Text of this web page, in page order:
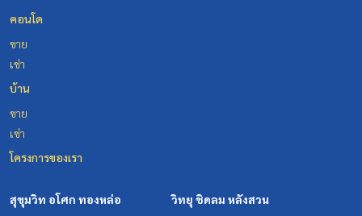
คอนโด
ขาย
เช่า
บ้าน
ขาย
เช่า
โครงการของเรา
สุขุมวิท อโศก ทองหล่อ
วิทยุ ชิดลม หลังสวน